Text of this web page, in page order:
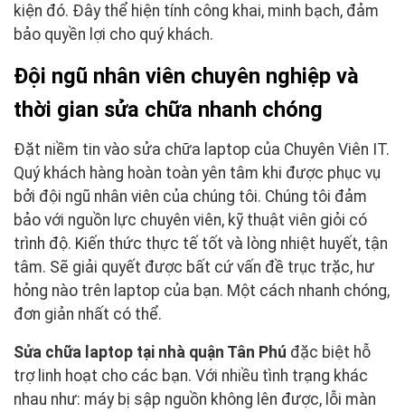
kiện đó. Đây thể hiện tính công khai, minh bạch, đảm
bảo quyền lợi cho quý khách.
Đội ngũ nhân viên chuyên nghiệp và
thời gian sửa chữa nhanh chóng
Đặt niềm tin vào sửa chữa laptop của Chuyên Viên IT.
Quý khách hàng hoàn toàn yên tâm khi được phục vụ
bởi đội ngũ nhân viên của chúng tôi. Chúng tôi đảm
bảo với nguồn lực chuyên viên, kỹ thuật viên giỏi có
trình độ. Kiến thức thực tế tốt và lòng nhiệt huyết, tận
tâm. Sẽ giải quyết được bất cứ vấn đề trục trặc, hư
hỏng nào trên laptop của bạn. Một cách nhanh chóng,
đơn giản nhất có thể.
Sửa chữa laptop tại nhà quận Tân Phú đặc biệt hỗ
trợ linh hoạt cho các bạn. Với nhiều tình trạng khác
nhau như: máy bị sập nguồn không lên được, lỗi màn